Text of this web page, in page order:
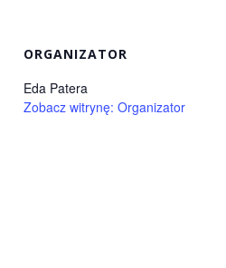
ORGANIZATOR
Eda Patera
Zobacz witrynę: Organizator